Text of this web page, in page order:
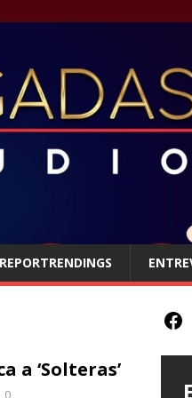
REPORTRENDINGS
a ‘Solteras’
0